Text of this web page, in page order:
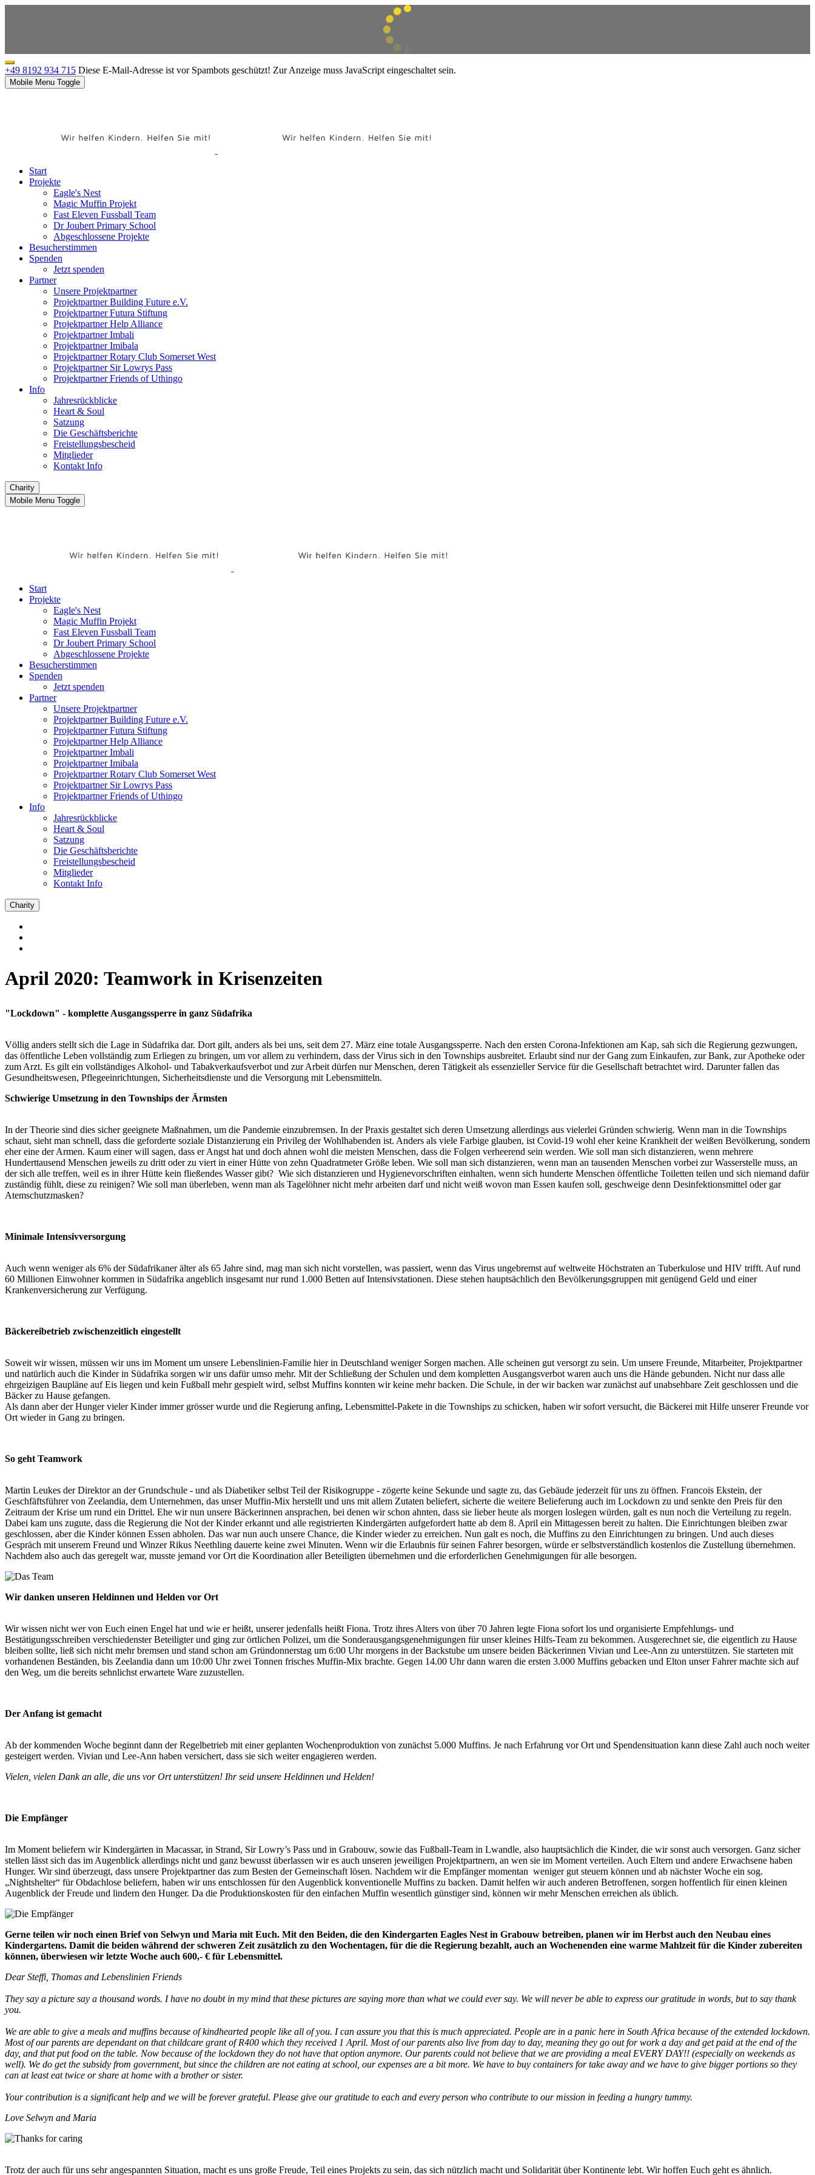
+49 8192 934 715 Diese E-Mail-Adresse ist vor Spambots geschützt! Zur Anzeige muss JavaScript eingeschaltet sein.
Mobile Menu Toggle
Start
Projekte
Eagle's Nest
Magic Muffin Projekt
Fast Eleven Fussball Team
Dr Joubert Primary School
Abgeschlossene Projekte
Besucherstimmen
Spenden
Jetzt spenden
Partner
Unsere Projektpartner
Projektpartner Building Future e.V.
Projektpartner Futura Stiftung
Projektpartner Help Alliance
Projektpartner Imbali
Projektpartner Imibala
Projektpartner Rotary Club Somerset West
Projektpartner Sir Lowrys Pass
Projektpartner Friends of Uthingo
Info
Jahresrückblicke
Heart & Soul
Satzung
Die Geschäftsberichte
Freistellungsbescheid
Mitglieder
Kontakt Info
Charity
Mobile Menu Toggle
Start
Projekte
Eagle's Nest
Magic Muffin Projekt
Fast Eleven Fussball Team
Dr Joubert Primary School
Abgeschlossene Projekte
Besucherstimmen
Spenden
Jetzt spenden
Partner
Unsere Projektpartner
Projektpartner Building Future e.V.
Projektpartner Futura Stiftung
Projektpartner Help Alliance
Projektpartner Imbali
Projektpartner Imibala
Projektpartner Rotary Club Somerset West
Projektpartner Sir Lowrys Pass
Projektpartner Friends of Uthingo
Info
Jahresrückblicke
Heart & Soul
Satzung
Die Geschäftsberichte
Freistellungsbescheid
Mitglieder
Kontakt Info
Charity
April 2020: Teamwork in Krisenzeiten
"Lockdown" - komplette Ausgangssperre in ganz Südafrika
Völlig anders stellt sich die Lage in Südafrika dar. Dort gilt, anders als bei uns, seit dem 27. März eine totale Ausgangssperre. Nach den ersten Corona-Infektionen am Kap, sah sich die Regierung gezwungen,
das öffentliche Leben vollständig zum Erliegen zu bringen, um vor allem zu verhindern, dass der Virus sich in den Townships ausbreitet. Erlaubt sind nur der Gang zum Einkaufen, zur Bank, zur Apotheke oder
zum Arzt. Es gilt ein vollständiges Alkohol- und Tabakverkaufsverbot und zur Arbeit dürfen nur Menschen, deren Tätigkeit als essenzieller Service für die Gesellschaft betrachtet wird. Darunter fallen das
Gesundheitswesen, Pflegeeinrichtungen, Sicherheitsdienste und die Versorgung mit Lebensmitteln.
Schwierige Umsetzung in den Townships der Ärmsten
In der Theorie sind dies sicher geeignete Maßnahmen, um die Pandemie einzubremsen. In der Praxis gestaltet sich deren Umsetzung allerdings aus vielerlei Gründen schwierig. Wenn man in die Townships
schaut, sieht man schnell, dass die geforderte soziale Distanzierung ein Privileg der Wohlhabenden ist. Anders als viele Farbige glauben, ist Covid-19 wohl eher keine Krankheit der weißen Bevölkerung, sondern
eher eine der Armen. Kaum einer will sagen, dass er Angst hat und doch ahnen wohl die meisten Menschen, dass die Folgen verheerend sein werden. Wie soll man sich distanzieren, wenn mehrere
Hunderttausend Menschen jeweils zu dritt oder zu viert in einer Hütte von zehn Quadratmeter Größe leben. Wie soll man sich distanzieren, wenn man an tausenden Menschen vorbei zur Wasserstelle muss, an
der sich alle treffen, weil es in ihrer Hütte kein fließendes Wasser gibt? Wie sich distanzieren und Hygienevorschriften einhalten, wenn sich hunderte Menschen öffentliche Toiletten teilen und sich niemand dafür
zuständig fühlt, diese zu reinigen? Wie soll man überleben, wenn man als Tagelöhner nicht mehr arbeiten darf und nicht weiß wovon man Essen kaufen soll, geschweige denn Desinfektionsmittel oder gar
Atemschutzmasken?
Minimale Intensivversorgung
Auch wenn weniger als 6% der Südafrikaner älter als 65 Jahre sind, mag man sich nicht vorstellen, was passiert, wenn das Virus ungebremst auf weltweite Höchstraten an Tuberkulose und HIV trifft. Auf rund
60 Millionen Einwohner kommen in Südafrika angeblich insgesamt nur rund 1.000 Betten auf Intensivstationen. Diese stehen hauptsächlich den Bevölkerungsgruppen mit genügend Geld und einer
Krankenversicherung zur Verfügung.
Bäckereibetrieb zwischenzeitlich eingestellt
Soweit wir wissen, müssen wir uns im Moment um unsere Lebenslinien-Familie hier in Deutschland weniger Sorgen machen. Alle scheinen gut versorgt zu sein. Um unsere Freunde, Mitarbeiter, Projektpartner
und natürlich auch die Kinder in Südafrika sorgen wir uns dafür umso mehr. Mit der Schließung der Schulen und dem kompletten Ausgangsverbot waren auch uns die Hände gebunden. Nicht nur dass alle
ehrgeizigen Baupläne auf Eis liegen und kein Fußball mehr gespielt wird, selbst Muffins konnten wir keine mehr backen. Die Schule, in der wir backen war zunächst auf unabsehbare Zeit geschlossen und die
Bäcker zu Hause gefangen.
Als dann aber der Hunger vieler Kinder immer grösser wurde und die Regierung anfing, Lebensmittel-Pakete in die Townships zu schicken, haben wir sofort versucht, die Bäckerei mit Hilfe unserer Freunde vor
Ort wieder in Gang zu bringen.
So geht Teamwork
Martin Leukes der Direktor an der Grundschule - und als Diabetiker selbst Teil der Risikogruppe - zögerte keine Sekunde und sagte zu, das Gebäude jederzeit für uns zu öffnen. Francois Ekstein, der
Geschfäftsführer von Zeelandia, dem Unternehmen, das unser Muffin-Mix herstellt und uns mit allem Zutaten beliefert, sicherte die weitere Belieferung auch im Lockdown zu und senkte den Preis für den
Zeitraum der Krise um rund ein Drittel. Ehe wir nun unsere Bäckerinnen ansprachen, bei denen wir schon ahnten, dass sie lieber heute als morgen loslegen würden, galt es nun noch die Verteilung zu regeln.
Dabei kam uns zugute, dass die Regierung die Not der Kinder erkannt und alle registrierten Kindergärten aufgefordert hatte ab dem 8. April ein Mittagessen bereit zu halten. Die Einrichtungen bleiben zwar
geschlossen, aber die Kinder können Essen abholen. Das war nun auch unsere Chance, die Kinder wieder zu erreichen. Nun galt es noch, die Muffins zu den Einrichtungen zu bringen. Und auch dieses
Gespräch mit unserem Freund und Winzer Rikus Neethling dauerte keine zwei Minuten. Wenn wir die Erlaubnis für seinen Fahrer besorgen, würde er selbstverständlich kostenlos die Zustellung übernehmen.
Nachdem also auch das geregelt war, musste jemand vor Ort die Koordination aller Beteiligten übernehmen und die erforderlichen Genehmigungen für alle besorgen.
Wir danken unseren Heldinnen und Helden vor Ort
Wir wissen nicht wer von Euch einen Engel hat und wie er heißt, unserer jedenfalls heißt Fiona. Trotz ihres Alters von über 70 Jahren legte Fiona sofort los und organisierte Empfehlungs- und
Bestätigungsschreiben verschiedenster Beteiligter und ging zur örtlichen Polizei, um die Sonderausgangsgenehmigungen für unser kleines Hilfs-Team zu bekommen. Ausgerechnet sie, die eigentlich zu Hause
bleiben sollte, ließ sich nicht mehr bremsen und stand schon am Gründonnerstag um 6:00 Uhr morgens in der Backstube um unsere beiden Bäckerinnen Vivian und Lee-Ann zu unterstützen. Sie starteten mit
vorhandenen Beständen, bis Zeelandia dann um 10:00 Uhr zwei Tonnen frisches Muffin-Mix brachte. Gegen 14.00 Uhr dann waren die ersten 3.000 Muffins gebacken und Elton unser Fahrer machte sich auf
den Weg, um die bereits sehnlichst erwartete Ware zuzustellen.
Der Anfang ist gemacht
Ab der kommenden Woche beginnt dann der Regelbetrieb mit einer geplanten Wochenproduktion von zunächst 5.000 Muffins. Je nach Erfahrung vor Ort und Spendensituation kann diese Zahl auch noch weiter
gesteigert werden. Vivian und Lee-Ann haben versichert, dass sie sich weiter engagieren werden.
Vielen, vielen Dank an alle, die uns vor Ort unterstützen! Ihr seid unsere Heldinnen und Helden!
Die Empfänger
Im Moment beliefern wir Kindergärten in Macassar, in Strand, Sir Lowry’s Pass und in Grabouw, sowie das Fußball-Team in Lwandle, also hauptsächlich die Kinder, die wir sonst auch versorgen. Ganz sicher
stellen lässt sich das im Augenblick allerdings nicht und ganz bewusst überlassen wir es auch unseren jeweiligen Projektpartnern, an wen sie im Moment verteilen. Auch Eltern und andere Erwachsene haben
Hunger. Wir sind überzeugt, dass unsere Projektpartner das zum Besten der Gemeinschaft lösen. Nachdem wir die Empfänger momentan weniger gut steuern können und ab nächster Woche ein sog.
„Nightshelter“ für Obdachlose beliefern, haben wir uns entschlossen für den Augenblick konventionelle Muffins zu backen. Damit helfen wir auch anderen Betroffenen, sorgen hoffentlich für einen kleinen
Augenblick der Freude und lindern den Hunger. Da die Produktionskosten für den einfachen Muffin wesentlich günstiger sind, können wir mehr Menschen erreichen als üblich.
Gerne teilen wir noch einen Brief von Selwyn und Maria mit Euch. Mit den Beiden, die den Kindergarten Eagles Nest in Grabouw betreiben, planen wir im Herbst auch den Neubau eines
Kindergartens. Damit die beiden während der schweren Zeit zusätzlich zu den Wochentagen, für die die Regierung bezahlt, auch an Wochenenden eine warme Mahlzeit für die Kinder zubereiten
können, überwiesen wir letzte Woche auch 600,- € für Lebensmittel.
Dear Steffi, Thomas and Lebenslinien Friends
They say a picture say a thousand words. I have no doubt in my mind that these pictures are saying more than what we could ever say. We will never be able to express our gratitude in words, but to say thank
you.
We are able to give a meals and muffins because of kindhearted people like all of you. I can assure you that this is much appreciated. People are in a panic here in South Africa because of the extended lockdown.
Most of our parents are dependant on that childcare grant of R400 which they received 1 April. Most of our parents also live from day to day, meaning they go out for work a day and get paid at the end of the
day, and that put food on the table. Now because of the lockdown they do not have that option anymore. Our parents could not believe that we are providing a meal EVERY DAY!! (especially on weekends as
well). We do get the subsidy from government, but since the children are not eating at school, our expenses are a bit more. We have to buy containers for take away and we have to give bigger portions so they
can at least eat twice or share at home with a brother or sister.
Your contribution is a significant help and we will be forever grateful. Please give our gratitude to each and every person who contribute to our mission in feeding a hungry tummy.
Love Selwyn and Maria
Trotz der auch für uns sehr angespannten Situation, macht es uns große Freude, Teil eines Projekts zu sein, das sich nützlich macht und Solidarität über Kontinente lebt. Wir hoffen Euch geht es ähnlich.